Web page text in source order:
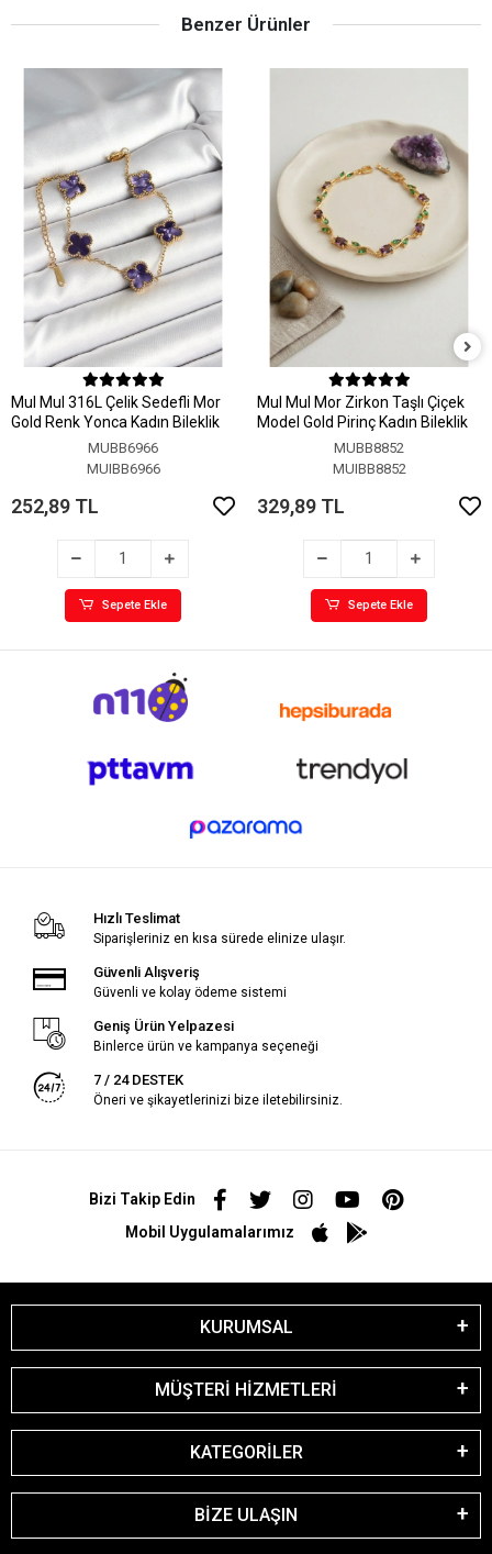
Benzer Ürünler
MuI MuI 316L Çelik Sedefli Mor
Gold Renk Yonca Kadın Bileklik
MUBB6966
MUIBB6966
252,89 TL
Sepete Ekle
MuI MuI Mor Zirkon Taşlı Çiçek
Model Gold Pirinç Kadın Bileklik
MUBB8852
MUIBB8852
329,89 TL
Sepete Ekle
Hızlı Teslimat
Siparişleriniz en kısa sürede elinize ulaşır.
Güvenli Alışveriş
Güvenli ve kolay ödeme sistemi
Geniş Ürün Yelpazesi
Binlerce ürün ve kampanya seçeneği
7 / 24 DESTEK
Öneri ve şikayetlerinizi bize iletebilirsiniz.
Bizi Takip Edin
Mobil Uygulamalarımız
KURUMSAL
MÜŞTERİ HİZMETLERİ
KATEGORİLER
BİZE ULAŞIN